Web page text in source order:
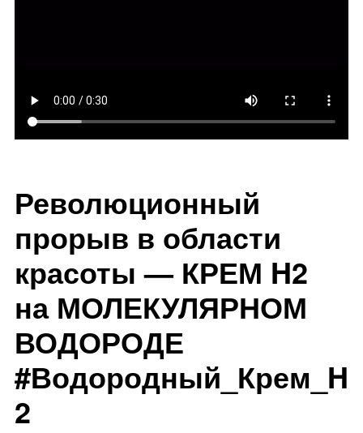
Революционный
прорыв в области
красоты — КРЕМ H2
на МОЛЕКУЛЯРНОМ
ВОДОРОДЕ
#Водородный_Крем_H
2